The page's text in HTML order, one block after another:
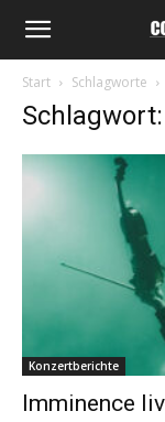
Start Schlagworte
Konzertberichte
Imminence